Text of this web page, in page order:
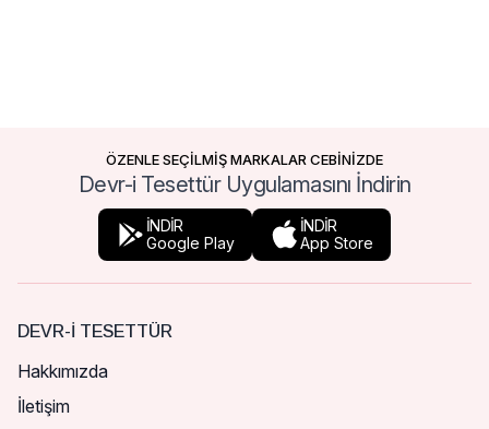
ÖZENLE SEÇİLMİŞ MARKALAR CEBİNİZDE
Devr-i Tesettür Uygulamasını İndirin
İNDİR
Google Play
İNDİR
App Store
DEVR-I TESETTÜR
Hakkımızda
İletişim